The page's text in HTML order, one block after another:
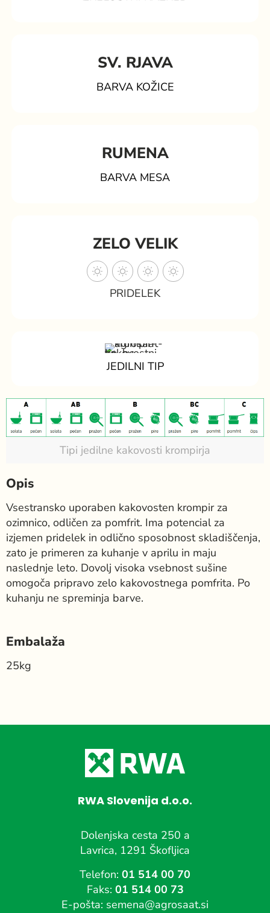
Tipi jedilne kakovosti krompirja
JEDILNI TIP
SV. RJAVA
BARVA KOŽICE
RUMENA
BARVA MESA
ZELO VELIK
PRIDELEK
Opis
Vsestransko uporaben kakovosten krompir za
ozimnico, odličen za pomfrit. Ima potencial za
izjemen pridelek in odlično sposobnost skladiščenja,
zato je primeren za kuhanje v aprilu in maju
naslednje leto. Dovolj visoka vsebnost sušine
omogoča pripravo zelo kakovostnega pomfrita. Po
kuhanju ne spreminja barve.
Embalaža
25kg
RWA Slovenija d.o.o.
Dolenjska cesta 250 a
Lavrica, 1291 Škofljica
Telefon: 01 514 00 70
Faks: 01 514 00 73
E-pošta: semena@agrosaat.si